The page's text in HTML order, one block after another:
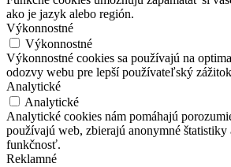
ako je jazyk alebo región.
Výkonnostné
Výkonnostné
Výkonnostné cookies sa používajú na
odozvy webu pre lepší používateľský
Analytické
Analytické
Analytické cookies nám pomáhajú
používajú web, zbierajú anonymné štatistiky
funkčnosť.
Reklamné